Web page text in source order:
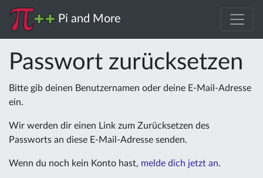
Pi and More
Passwort zurücksetzen
Bitte gib deinen Benutzernamen oder deine E-Mail-Adresse
ein.
Wir werden dir einen Link zum Zurücksetzen des
Passworts an diese E-Mail-Adresse senden.
Wenn du noch kein Konto hast, melde dich jetzt an.